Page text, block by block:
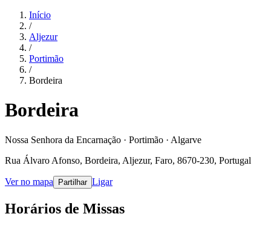
Início
/
Aljezur
/
Portimão
/
Bordeira
Bordeira
Nossa Senhora da Encarnação · Portimão · Algarve
Rua Álvaro Afonso, Bordeira, Aljezur, Faro, 8670-230, Portugal
Ver no mapa Partilhar Ligar
Horários de Missas